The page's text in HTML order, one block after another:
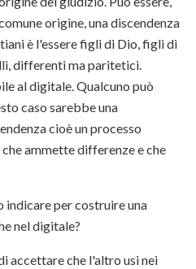
origine, una discendenza
è l'essere figli di Dio, figli di
differenti ma paritetici.
al digitale. Qualcuno può
caso sarebbe una
cioè un processo
ammette differenze e che
indicare per costruire una
nel digitale?
accettare che l'altro usi nei